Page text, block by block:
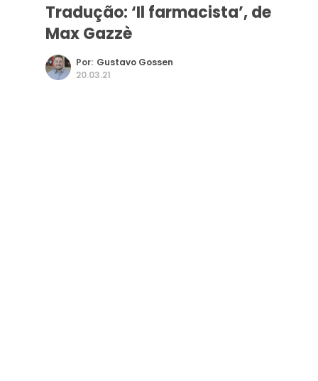
Tradução: ‘Il farmacista’, de
Max Gazzè
Por: Gustavo Gossen
20.03.21